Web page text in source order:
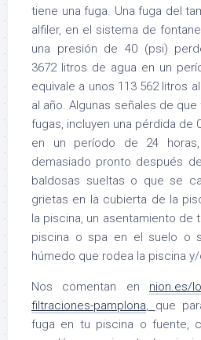
tiene una fuga. Una fuga del
alfiler, en el sistema de
una presión de 40 (psi)
3672 litros de agua en un
equivale a unos 113 562 litros
al año. Algunas señales de
fugas, incluyen una pérdida de
en un período de 24
demasiado pronto después
baldosas sueltas o que se
grietas en la cubierta de la
la piscina, un asentamiento de
piscina o spa en el suelo o
húmedo que rodea la piscina
Nos comentan en nion.es/
filtraciones-pamplona, que
fuga en tu piscina o fuente,